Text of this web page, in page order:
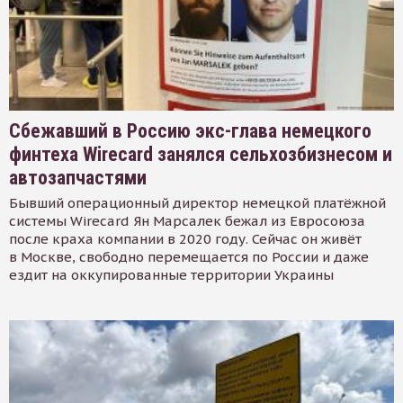
Сбежавший в Россию экс-глава немецкого
финтеха Wirecard занялся сельхозбизнесом и
автозапчастями
Бывший операционный директор немецкой платёжной
системы Wirecard Ян Марсалек бежал из Евросоюза
после краха компании в 2020 году. Сейчас он живёт
в Москве, свободно перемещается по России и даже
ездит на оккупированные территории Украины